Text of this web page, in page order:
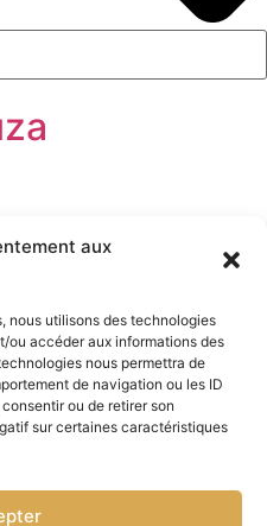
aux
nous utilisons des technologies
ou accéder aux informations des
nous permettra de
de navigation ou les ID
ou de retirer son
sur certaines caractéristiques
Mobilier
Contact
entre le